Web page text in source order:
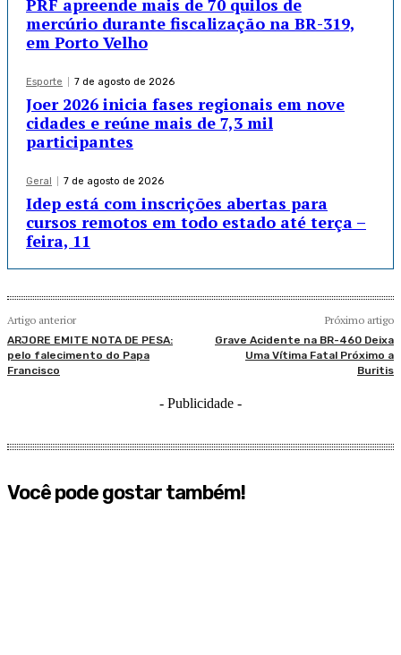
PRF apreende mais de 70 quilos de
mercúrio durante fiscalização na BR-319,
em Porto Velho
Esporte 7 de agosto de 2026
Joer 2026 inicia fases regionais em nove
cidades e reúne mais de 7,3 mil
participantes
Geral 7 de agosto de 2026
Idep está com inscrições abertas para
cursos remotos em todo estado até terça –
feira, 11
Artigo anterior
ARJORE EMITE NOTA DE PESA:
pelo falecimento do Papa
Francisco
Próximo artigo
Grave Acidente na BR-460 Deixa
Uma Vítima Fatal Próximo a
Buritis
- Publicidade -
Você pode gostar também!